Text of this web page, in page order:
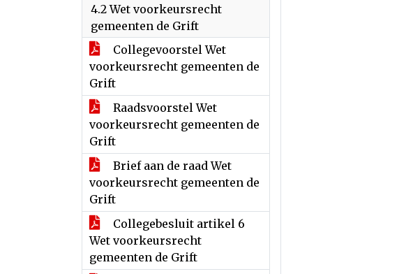
4.2 Wet voorkeursrecht
gemeenten de Grift
Collegevoorstel Wet
voorkeursrecht gemeenten de
Grift
Raadsvoorstel Wet
voorkeursrecht gemeenten de
Grift
Brief aan de raad Wet
voorkeursrecht gemeenten de
Grift
Collegebesluit artikel 6
Wet voorkeursrecht
gemeenten de Grift